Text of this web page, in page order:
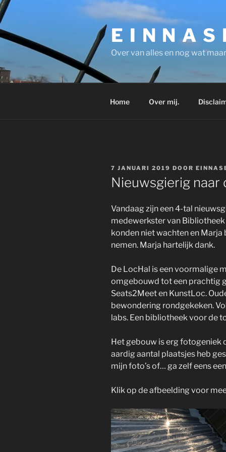
Ga
naar
de
inhoud
E I N N A S
Over van alles en nog wat
Home Over mij.
GEPLAATST
OP
7 JANUARI 2019 DOOR
Nieuwsgierig naar
Vandaag zijn een 4-tal
medewerkster van
konden niet wachten en
nemen. Marja hartelijk dank.
De LocHal is een voormalige
omgebouwd tot een prachtig
Seats2Meet en KunstLoc.
bewondering rondgekeken.
labs. Een bibliotheek voor de
Het gebouw is erg fotogeniek
aardig aantal plaatsjes heb
mijn foto’s of… ga zelf eens
Klik op de afbeelding voor